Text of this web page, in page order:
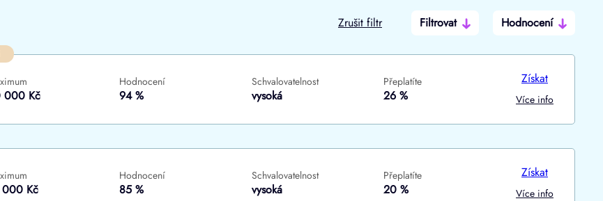
Zrušit filtr Filtrovat
Hodnocení
000 Kč
Hodnocení
94 %
Schvalovatelnost
vysoká
Přeplatíte
26 %
Získat
Více info
000 Kč
Hodnocení
85 %
Schvalovatelnost
vysoká
Přeplatíte
20 %
Získat
Více info